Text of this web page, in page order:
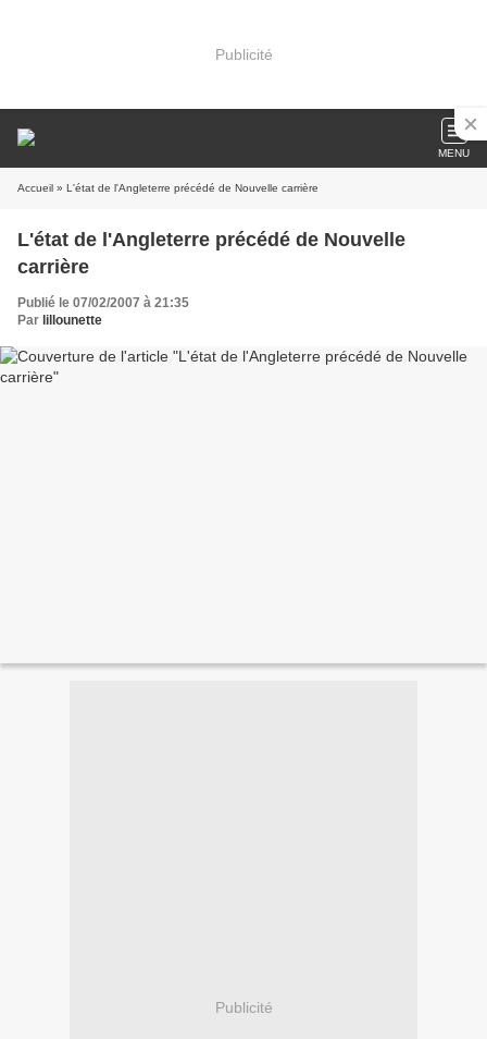
Publicité
MENU
Accueil » L'état de l'Angleterre précédé de Nouvelle carrière
L'état de l'Angleterre précédé de Nouvelle
carrière
Publié le 07/02/2007 à 21:35
Par lillounette
Publicité